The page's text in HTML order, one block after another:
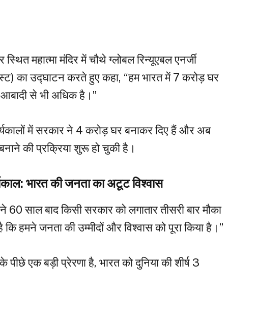
महात्मा मंदिर में चौथे ग्लोबल रिन्यूएबल एनर्जी
का उद्घाटन करते हुए कहा, “हम भारत में 7 करोड़ घर
से भी अधिक है।”
में सरकार ने 4 करोड़ घर बनाकर दिए हैं और अब
की प्रक्रिया शुरू हो चुकी है।
भारत की जनता का अटूट विश्वास
60 साल बाद किसी सरकार को लगातार तीसरी बार मौका
हमने जनता की उम्मीदों और विश्वास को पूरा किया है।”
पीछे एक बड़ी प्रेरणा है, भारत को दुनिया की शीर्ष 3